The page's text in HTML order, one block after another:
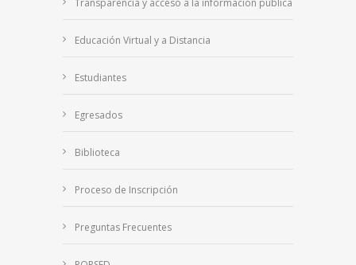
Educación Virtual y a Distancia
Estudiantes
Egresados
Biblioteca
Proceso de Inscripción
Preguntas Frecuentes